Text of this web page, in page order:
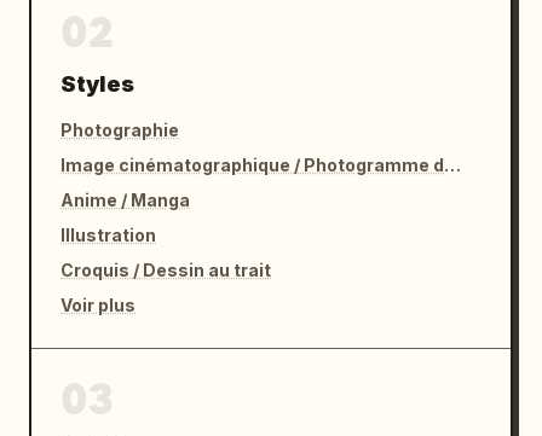
Styles
Photographie
Image cinématographique / Photogramme de film
Anime / Manga
Illustration
Croquis / Dessin au trait
Voir plus